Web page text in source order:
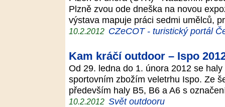
Plzně zvou ode dneška na novou
výstava mapuje práci sedmi umělců,
10.2.2012 CZeCOT - turistický portál
Kam kráčí outdoor – Ispo
Od 29. ledna do 1. února 2012 se
sportovním zbožím veletrhu Ispo. Ze
především haly B5, B6 a A6 s
10.2.2012 Svět outdooru